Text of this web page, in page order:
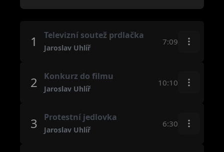
1 Televizní soutež prdlačka
Jaroslav Uhlíř
7:09
2 Konkurz do filmu
Jaroslav Uhlíř
10:10
3 Protestní jedlovka
Jaroslav Uhlíř
6:30